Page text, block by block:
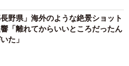
長野県」海外のような絶景ショット
「離れてからいいところだったん
た」